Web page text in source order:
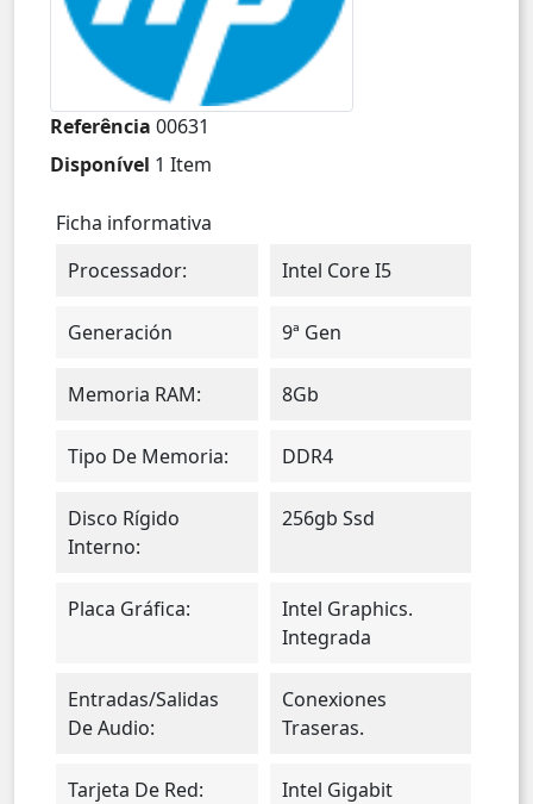
Referência 00631
Disponível 1 Item
Ficha informativa
Processador:
Intel Core I5
Generación 9ª Gen
Memoria RAM: 8Gb
Tipo De Memoria: DDR4
Disco Rígido
Interno:
256gb Ssd
Placa Gráfica:
Intel Graphics.
Integrada
Entradas/salidas
De Audio:
Conexiones
Traseras.
Tarjeta De Red: Intel Gigabit